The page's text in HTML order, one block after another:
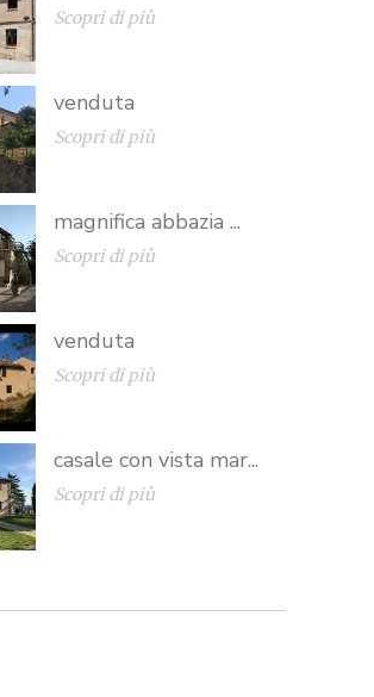
Scopri di più
venduta
Scopri di più
magnifica abbazia ...
Scopri di più
venduta
Scopri di più
casale con vista mar...
Scopri di più